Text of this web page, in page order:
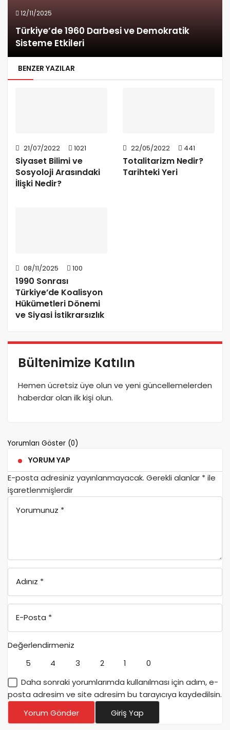
12/11/2025
Türkiye’de 1960 Darbesi ve Demokratik
Sisteme Etkileri
BENZER YAZILAR
21/07/2022 1021
Siyaset Bilimi ve
Sosyoloji Arasındaki
İlişki Nedir?
22/05/2022 441
Totalitarizm Nedir?
Tarihteki Yeri
08/11/2025 100
1990 Sonrası
Türkiye’de Koalisyon
Hükümetleri Dönemi
ve Siyasi İstikrarsızlık
Bültenimize Katılın
Hemen ücretsiz üye olun ve yeni güncellemelerden
haberdar olan ilk kişi olun.
Yorumları Göster (0)
YORUM YAP
E-posta adresiniz yayınlanmayacak. Gerekli alanlar *ile
işaretlenmişlerdir
Yorumunuz *
Adınız *
E-Posta *
Değerlendirmeniz
5
4 3 2 1
0
Daha sonraki yorumlarımda kullanılması için adım, e-
posta adresim ve site adresim bu tarayıcıya kaydedilsin.
Yorum Gönder
Giriş Yap